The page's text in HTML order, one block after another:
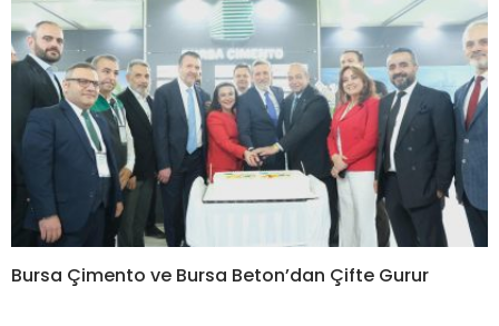
Bursa Çimento ve Bursa Beton’dan Çifte Gurur